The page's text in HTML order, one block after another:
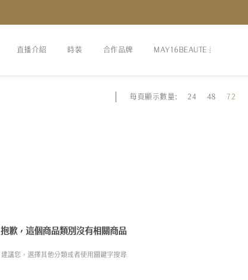
直播介紹 時裝 合作品牌 MAY16BEAUTE 美容
每頁顯示數量: 24 48 72
抱歉，這個商品類別沒有相關商品
建議您，選擇其他分類或者使用關鍵字搜尋